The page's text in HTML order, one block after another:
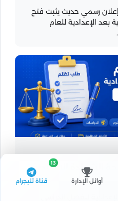
أوائل الإدارة قناة تليجرام
13
إعلان رسمي حديث يثبت فتح
بعد الإعدادية للعام
الشهادة الإعدادية